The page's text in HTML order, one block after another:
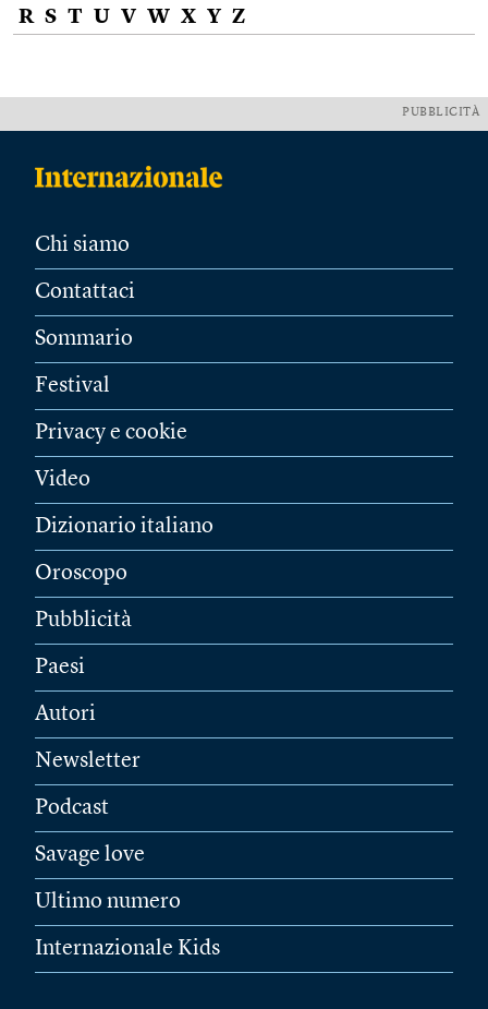
R S T U V W X Y Z
PUBBLICITÀ
Chi siamo
Contattaci
Sommario
Festival
Privacy e cookie
Video
Dizionario italiano
Oroscopo
Pubblicità
Paesi
Autori
Newsletter
Podcast
Savage love
Ultimo numero
Internazionale Kids